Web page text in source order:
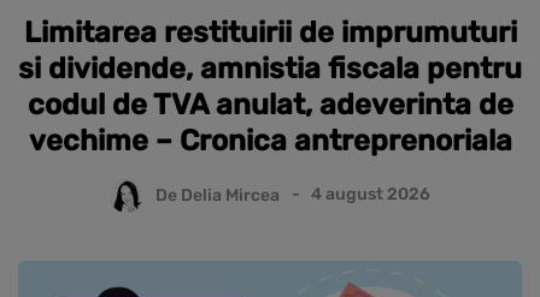
Limitarea restituirii de imprumuturi
si dividende, amnistia fiscala pentru
codul de TVA anulat, adeverinta de
vechime – Cronica antreprenoriala
De Delia Mircea 4 august 2026